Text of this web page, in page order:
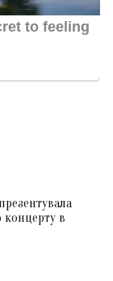
концерту в